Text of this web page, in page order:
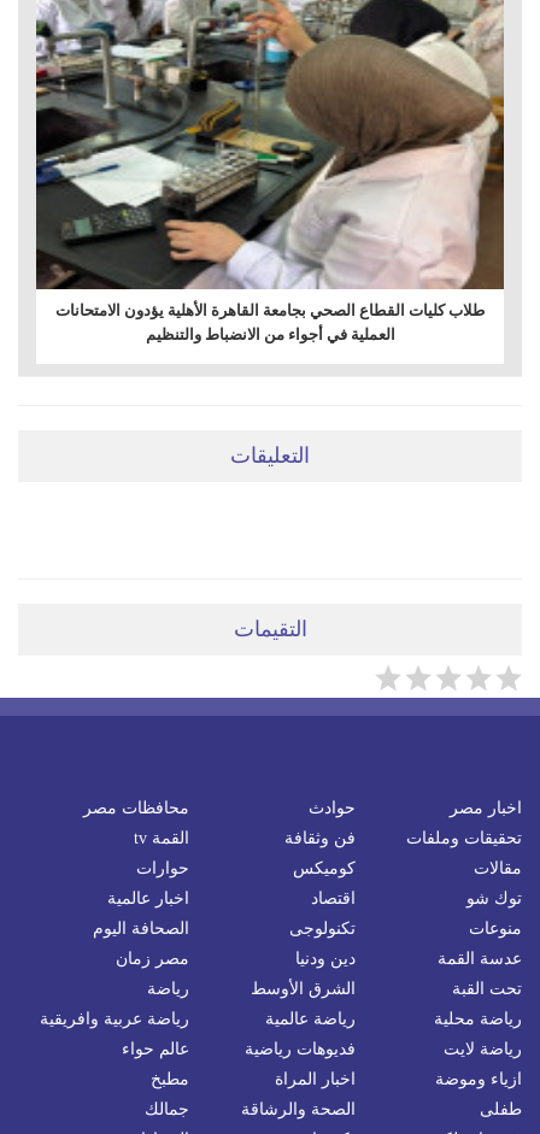
طلاب كليات القطاع الصحي بجامعة القاهرة الأهلية يؤدون الامتحانات
العملية في أجواء من الانضباط والتنظيم
التعليقات
التقيمات
اخبار مصر حوادث
محافظات مصر
تحقيقات وملفات
فن وثقافة
القمة tv
مقالات
كوميكس
حوارات
توك شو
اقتصاد
اخبار عالمية
منوعات
تكنولوجى
الصحافة اليوم
عدسة القمة
دين ودنيا
مصر زمان
تحت القبة
الشرق الأوسط
رياضة
رياضة محلية
رياضة عالمية
رياضة عربية وافريقية
رياضة لايت
فديوهات رياضية
عالم حواء
ازياء وموضة
اخبار المراة
مطبخ
طفلى
الصحة والرشاقة
جمالك